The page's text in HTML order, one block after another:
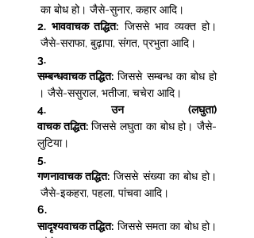
का बोध हो। जैसे-सुनार, कहार आदि।
2. भाववाचक तद्धित: जिससे भाव व्यक्त हो।
जैसे-सराफा, बुढ़ापा, संगत, प्रभुता आदि।
3.
सम्बन्धवाचक तद्धित: जिससे सम्बन्ध का बोध हो
। जैसे-ससुराल, भतीजा, चचेरा आदि।
4.
उन (लघुता)
वाचक तद्धित: जिससे लघुता का बोध हो। जैसे-
लुटिया।
5.
गणनावाचक तद्धित: जिससे संख्या का बोध हो।
जैसे-इकहरा, पहला, पांचवा आदि।
6.
सादृश्यवाचक तद्धित: जिससे समता का बोध हो।